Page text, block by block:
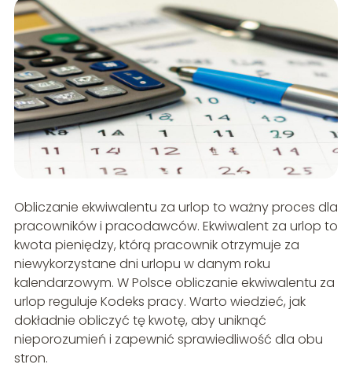
Obliczanie ekwiwalentu za urlop to ważny proces dla
pracowników i pracodawców. Ekwiwalent za urlop to
kwota pieniędzy, którą pracownik otrzymuje za
niewykorzystane dni urlopu w danym roku
kalendarzowym. W Polsce obliczanie ekwiwalentu za
urlop reguluje Kodeks pracy. Warto wiedzieć, jak
dokładnie obliczyć tę kwotę, aby uniknąć
nieporozumień i zapewnić sprawiedliwość dla obu
stron.